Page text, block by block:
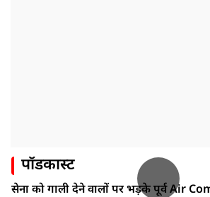
पॉडकास्ट
सेना को गाली देने वालों पर भड़के पूर्व Air